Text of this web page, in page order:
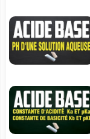
12:10
27:24